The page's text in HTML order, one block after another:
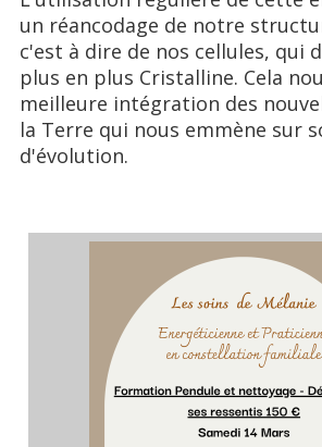
un réancodage de notre
c'est à dire de nos cellules, qui
plus en plus Cristalline. Cela
meilleure intégration des
la Terre qui nous emmène sur
d'évolution.